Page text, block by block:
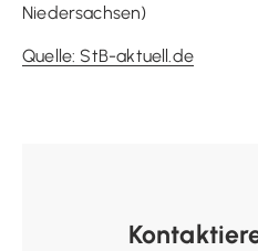
Niedersachsen)
Quelle: StB-aktuell.de